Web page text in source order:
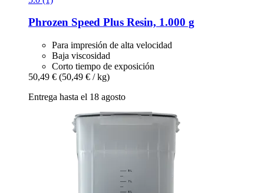
Phrozen Speed Plus Resin, 1.000 g
Para impresión de alta velocidad
Baja viscosidad
Corto tiempo de exposición
50,49 € (50,49 € / kg)
Entrega hasta el 18 agosto